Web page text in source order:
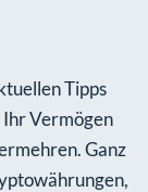
Tipps
Vermögen
Ganz